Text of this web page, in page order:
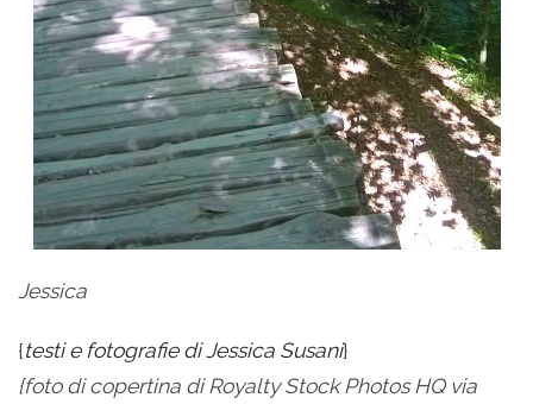
Jessica
{testi e fotografie di Jessica Susani}
{foto di copertina di Royalty Stock Photos HQ via